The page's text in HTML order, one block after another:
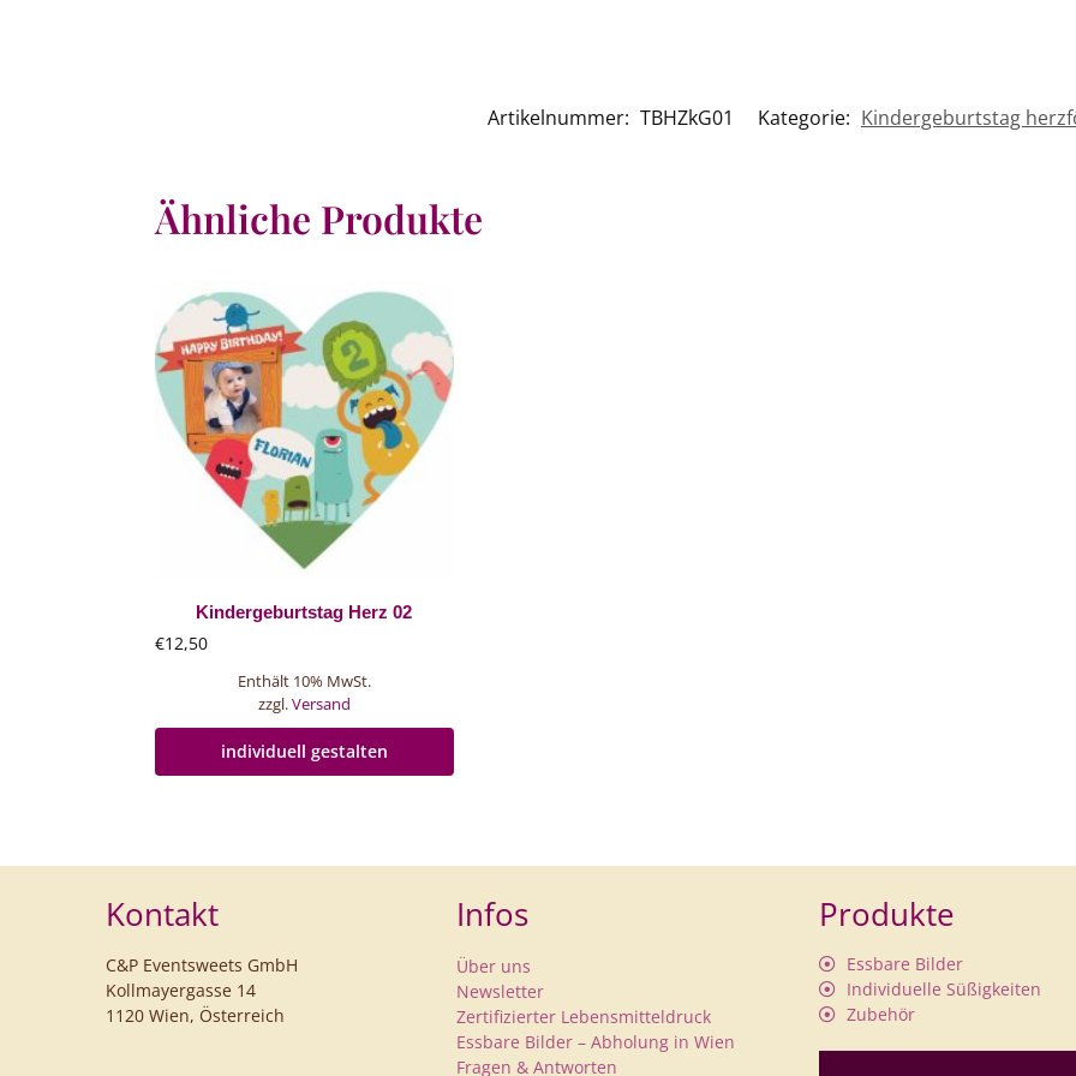
Artikelnummer: TBHZkG01 Kategorie: Kindergeburtstag
Ähnliche Produkte
Kindergeburtstag Herz 02
€12,50
Enthält 10% MwSt.
zzgl.Versand
individuell gestalten
Kontakt
C&P Eventsweets GmbH
Kollmayergasse 14
1120 Wien, Österreich
Infos
Über uns
Newsletter
Zertifizierter Lebensmitteldruck
Essbare Bilder – Abholung in Wien
Fragen & Antworten
Produkte
Essbare Bilder
Individuelle Süßigkeiten
Zubehör